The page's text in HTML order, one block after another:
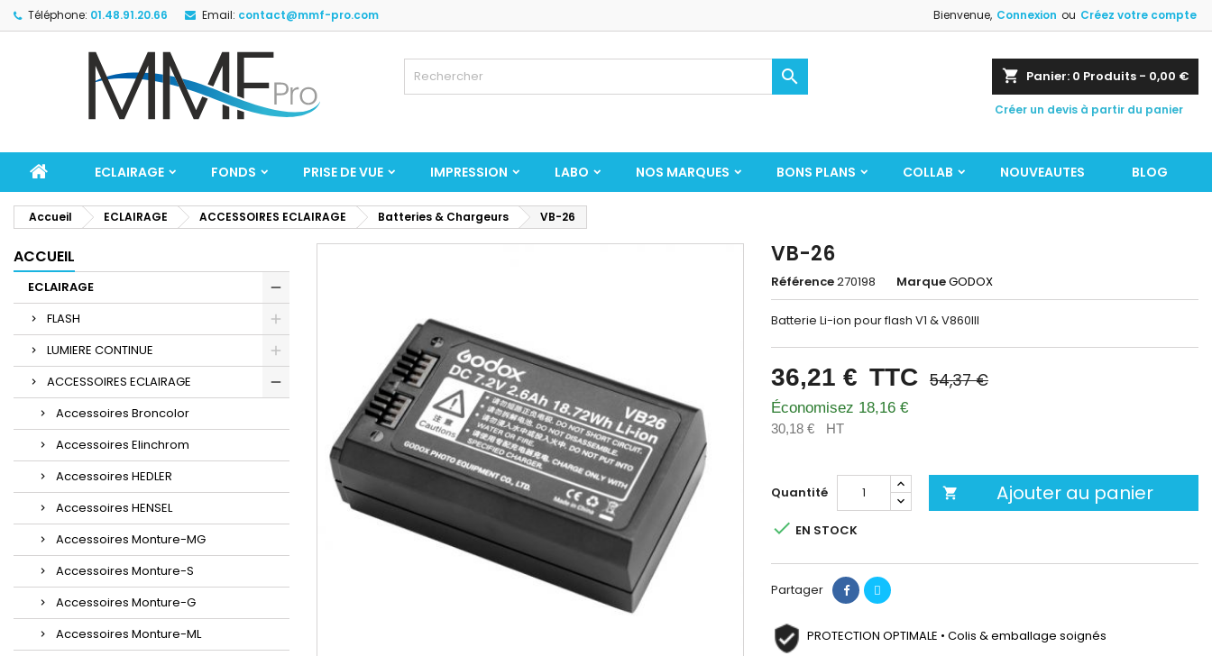
Téléphone: 01.48.91.20.66 Email: contact@mmf-pro.com Bienvenue, Connexion ou Créez votre compte
shopping_cart Panier: 0 Produits - 0,00 €
Créer un devis à partir du panier

ECLAIRAGE FONDS PRISE DE VUE IMPRESSION LABO NOS MARQUES BONS PLANS COLLAB NOUVEAUTES BLOG
Accueil ECLAIRAGE ACCESSOIRES ECLAIRAGE Batteries & Chargeurs VB-26
ACCUEIL
ECLAIRAGE
FLASH
LUMIERE CONTINUE
ACCESSOIRES ECLAIRAGE
Accessoires Broncolor
Accessoires Elinchrom
Accessoires HEDLER
Accessoires HENSEL
Accessoires Monture-MG
Accessoires Monture-S
Accessoires Monture-G
Accessoires Monture-ML
VB-26
Référence270198 MarqueGODOX
Batterie Li-ion pour flash V1 & V860III
36,21 € TTC 54,37 €
Économisez 18,16 €
30,18 € HT
Quantité  Ajouter au panier
 EN STOCK
Partager
PROTECTION OPTIMALE • Colis & emballage soignés